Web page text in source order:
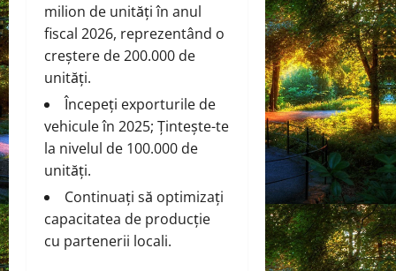
milion de unități în anul
fiscal 2026, reprezentând o
creștere de 200.000 de
unități.
Începeți exporturile de
vehicule în 2025; Țintește-te
la nivelul de 100.000 de
unități.
Continuați să optimizați
capacitatea de producție
cu partenerii locali.